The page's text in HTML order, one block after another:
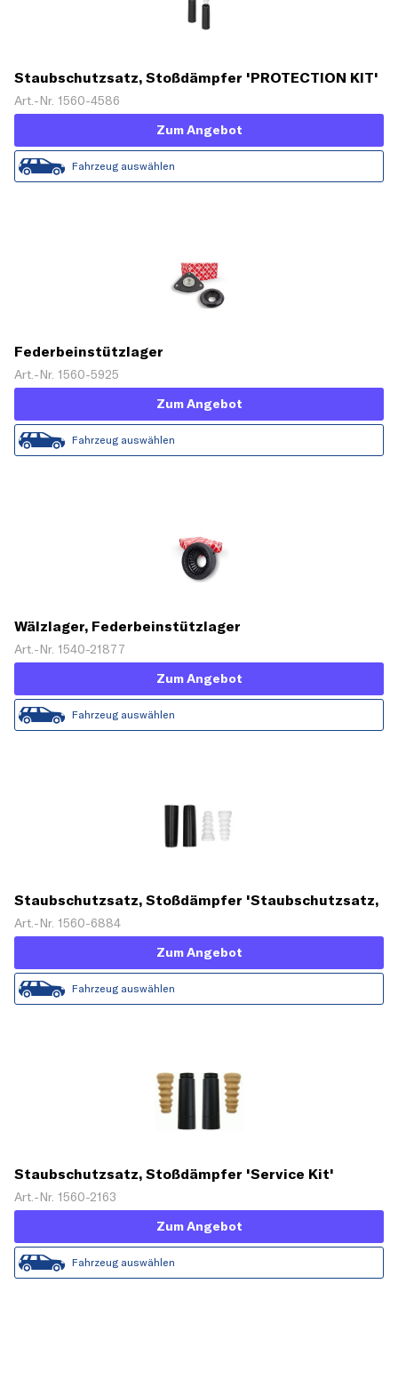
Staubschutzsatz, Stoßdämpfer 'PROTECTION KIT'
Art.-Nr. 1560-4586
Zum Angebot
Fahrzeug auswählen
Federbeinstützlager
Art.-Nr. 1560-5925
Zum Angebot
Fahrzeug auswählen
Wälzlager, Federbeinstützlager
Art.-Nr. 1540-21877
Zum Angebot
Fahrzeug auswählen
Staubschutzsatz, Stoßdämpfer 'Staubschutzsatz,
Stoßdämpfer'
Art.-Nr. 1560-6884
Zum Angebot
Fahrzeug auswählen
Staubschutzsatz, Stoßdämpfer 'Service Kit'
Art.-Nr. 1560-2163
Zum Angebot
Fahrzeug auswählen